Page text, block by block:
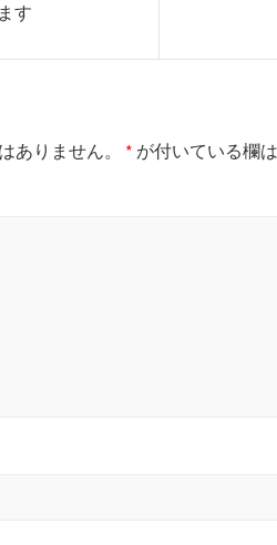
す
x
s
ありません。 * が付いている欄